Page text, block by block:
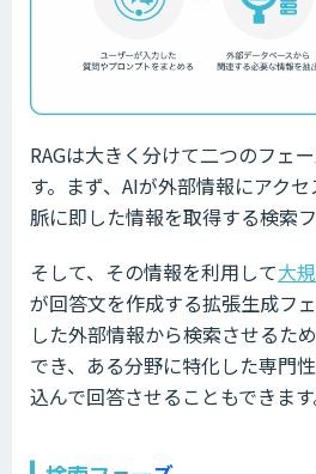
RAGは大きく分けて二つのフェ
す。まず、AIが外部情報にアク
脈に即した情報を取得する検索フ
そして、その情報を利用して大
が回答文を作成する拡張生成フ
した外部情報から検索させるた
でき、ある分野に特化した専門
込んで回答させることもできます